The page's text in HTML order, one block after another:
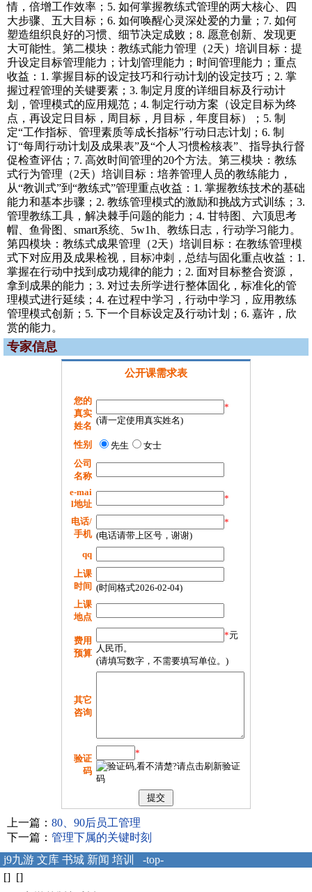
情，倍增工作效率；5. 如何掌握教练式管理的两大核心、四
大步骤、五大目标；6. 如何唤醒心灵深处爱的力量；7. 如何
塑造组织良好的习惯、细节决定成败；8. 愿意创新、发现更
大可能性。第二模块：教练式能力管理（2天）培训目标：提
升设定目标管理能力；计划管理能力；时间管理能力；重点
收益：1. 掌握目标的设定技巧和行动计划的设定技巧；2. 掌
握过程管理的关键要素；3. 制定月度的详细目标及行动计
划，管理模式的应用规范；4. 制定行动方案（设定目标为终
点，再设定日目标，周目标，月目标，年度目标）；5. 制
定“工作指标、管理素质等成长指标”行动日志计划；6. 制
订“每周行动计划及成果表”及“个人习惯检核表”、指导执行督
促检查评估；7. 高效时间管理的20个方法。第三模块：教练
式行为管理（2天）培训目标：培养管理人员的教练能力，
从“教训式”到“教练式”管理重点收益：1. 掌握教练技术的基础
能力和基本步骤；2. 教练管理模式的激励和挑战方式训练；3.
管理教练工具，解决棘手问题的能力；4. 甘特图、六顶思考
帽、鱼骨图、smart系统、5w1h、教练日志，行动学习能力。
第四模块：教练式成果管理（2天）培训目标：在教练管理模
式下对应用及成果检视，目标冲刺，总结与固化重点收益：1.
掌握在行动中找到成功规律的能力；2. 面对目标整合资源，
拿到成果的能力；3. 对过去所学进行整体固化，标准化的管
理模式进行延续；4. 在过程中学习，行动中学习，应用教练
管理模式创新；5. 下一个目标设定及行动计划；6. 嘉许，欣
赏的能力。
专家信息
公开课需求表
您的
真实
姓名
*
(请一定使用真实姓名)
性别 先生
女士
公司
名称
e-mai
l地址
*
电话/
手机
*
(电话请带上区号，谢谢)
qq
上课
时间 (时间格式2026-02-04)
上课
地点
费用
预算
*元
人民币。
(请填写数字，不需要填写单位。)
其它
咨询
验证
码
*
上一篇： 80、90后员工管理
下一篇： 管理下属的关键时刻
j9九游 文库 书城 新闻 培训
-top-
[] []